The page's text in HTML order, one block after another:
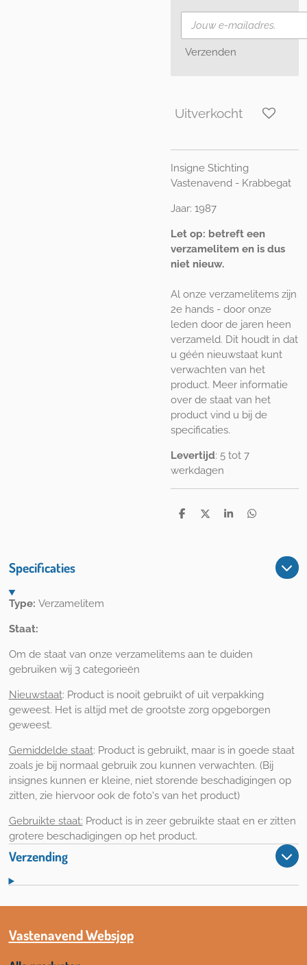
Verzenden
Uitverkocht
Insigne Stichting
Vastenavend - Krabbegat
Jaar: 1987
Let op: betreft een
verzamelitem en is dus
niet nieuw.
Al onze verzamelitems zijn
2e hands - door onze
leden door de jaren heen
verzameld. Dit houdt in dat
u géén nieuwstaat kunt
verwachten van het
product. Meer informatie
over de staat van het
product vind u bij de
specificaties.
Levertijd: 5 tot 7
werkdagen
D
D
S
D
Specificaties
Type: Verzamelitem
Staat:
Om de staat van onze verzamelitems aan te duiden
gebruiken wij 3 categorieën
Nieuwstaat: Product is nooit gebruikt of uit verpakking
geweest. Het is altijd met de grootste zorg opgeborgen
geweest.
Gemiddelde staat: Product is gebruikt, maar is in goede staat
zoals je bij normaal gebruik zou kunnen verwachten. (Bij
insignes kunnen er kleine, niet storende beschadigingen op
zitten, zie hiervoor ook de foto's van het product)
Gebruikte staat: Product is in zeer gebruikte staat en er zitten
grotere beschadigingen op het product.
Verzending
Vastenavend Websjop